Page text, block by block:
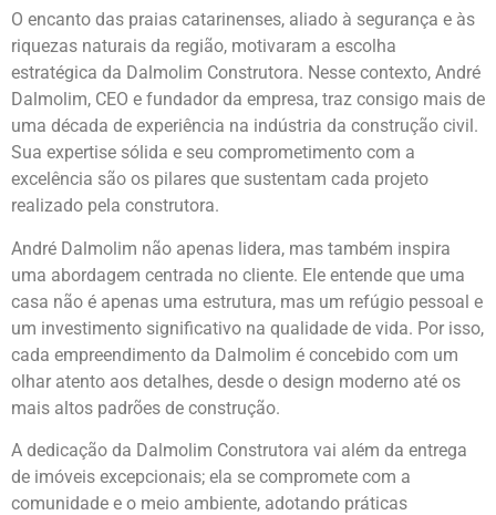
O encanto das praias catarinenses, aliado à segurança e às
riquezas naturais da região, motivaram a escolha
estratégica da Dalmolim Construtora. Nesse contexto, André
Dalmolim, CEO e fundador da empresa, traz consigo mais de
uma década de experiência na indústria da construção civil.
Sua expertise sólida e seu comprometimento com a
excelência são os pilares que sustentam cada projeto
realizado pela construtora.
André Dalmolim não apenas lidera, mas também inspira
uma abordagem centrada no cliente. Ele entende que uma
casa não é apenas uma estrutura, mas um refúgio pessoal e
um investimento significativo na qualidade de vida. Por isso,
cada empreendimento da Dalmolim é concebido com um
olhar atento aos detalhes, desde o design moderno até os
mais altos padrões de construção.
A dedicação da Dalmolim Construtora vai além da entrega
de imóveis excepcionais; ela se compromete com a
comunidade e o meio ambiente, adotando práticas